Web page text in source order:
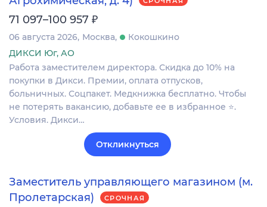
71 097–100 957 ₽
06 августа 2026 Москва
Кокошкино
ДИКСИ Юг, АО
Работа заместителем директора. Скидка до 10% на
покупки в Дикси. Премии, оплата отпусков,
больничных. Соцпакет. Медкнижка бесплатно. Чтобы
не потерять вакансию, добавьте ее в избранное ⭐.
Условия. Дикси…
Откликнуться
Заместитель управляющего магазином (м.
Пролетарская)
СРОЧНАЯ